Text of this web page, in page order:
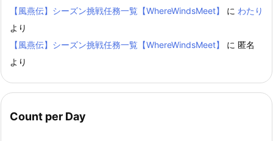
【風燕伝】シーズン挑戦任務一覧【WhereWindsMeet】
に わたり
より
【風燕伝】シーズン挑戦任務一覧【WhereWindsMeet】
に 匿名
より
Count per Day